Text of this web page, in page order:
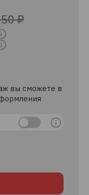
₽
вы сможете в